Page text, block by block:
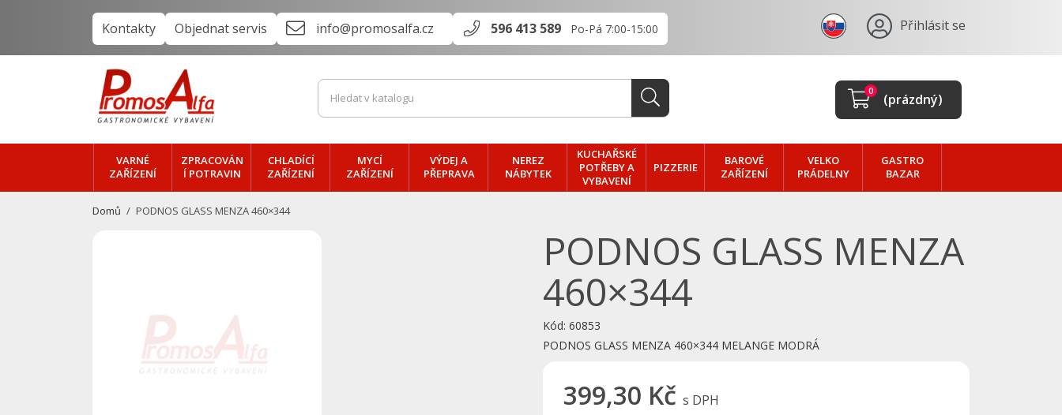
Kontakty Objednat servis info@promosalfa.cz 596 413 589 Po-Pá 7:00-15:00 Přihlásit se
(prázdný)
0
VARNÉ
ZAŘÍZENÍ
ZPRACOVÁN
Í POTRAVIN
CHLADÍCÍ
ZAŘÍZENÍ
MYCÍ
ZAŘÍZENÍ
VÝDEJ A
PŘEPRAVA
NEREZ
NÁBYTEK
KUCHAŘSKÉ
POTŘEBY A
VYBAVENÍ
PIZZERIE
BAROVÉ
ZAŘÍZENÍ
VELKO
PRÁDELNY
GASTRO
BAZAR
Domů PODNOS GLASS MENZA 460×344
PODNOS GLASS MENZA
460×344
Kód: 60853
PODNOS GLASS MENZA 460×344 MELANGE MODRÁ
399,30 Kč s DPH